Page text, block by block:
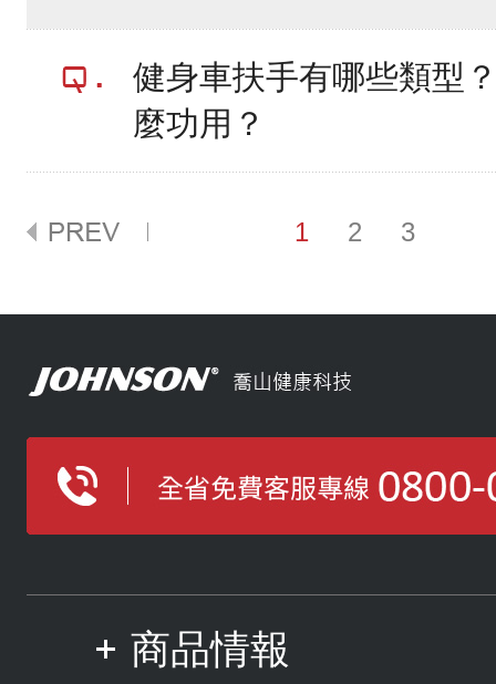
健身車扶手有哪些類型
麼功用？
1 2 3
商品情報